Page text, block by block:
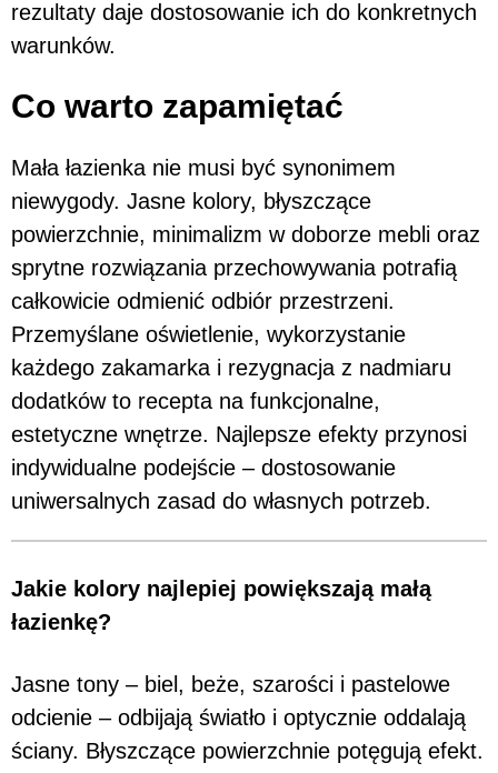
rezultaty daje dostosowanie ich do konkretnych
warunków.
Co warto zapamiętać
Mała łazienka nie musi być synonimem
niewygody. Jasne kolory, błyszczące
powierzchnie, minimalizm w doborze mebli oraz
sprytne rozwiązania przechowywania potrafią
całkowicie odmienić odbiór przestrzeni.
Przemyślane oświetlenie, wykorzystanie
każdego zakamarka i rezygnacja z nadmiaru
dodatków to recepta na funkcjonalne,
estetyczne wnętrze. Najlepsze efekty przynosi
indywidualne podejście – dostosowanie
uniwersalnych zasad do własnych potrzeb.
Jakie kolory najlepiej powiększają małą
łazienkę?
Jasne tony – biel, beże, szarości i pastelowe
odcienie – odbijają światło i optycznie oddalają
ściany. Błyszczące powierzchnie potęgują efekt.